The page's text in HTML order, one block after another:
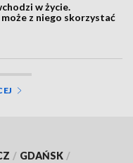
w życie.
z niego skorzystać
/ GDAŃSK /